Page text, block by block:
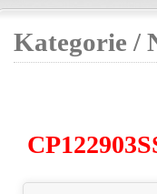
Kategorie /